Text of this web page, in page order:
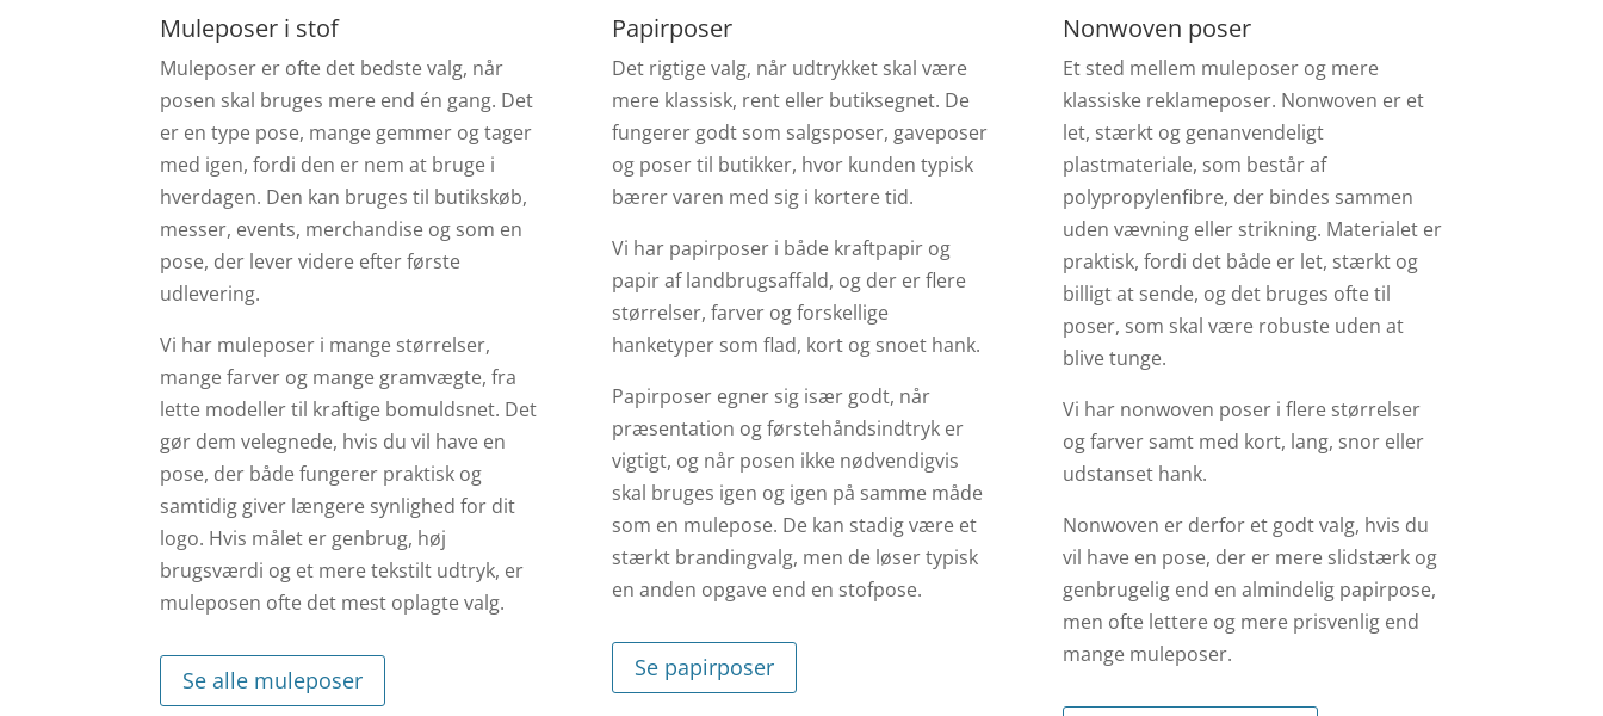
Muleposer i stof
Muleposer er ofte det bedste valg, når
posen skal bruges mere end én gang. Det
er en type pose, mange gemmer og tager
med igen, fordi den er nem at bruge i
hverdagen. Den kan bruges til butikskøb,
messer, events, merchandise og som en
pose, der lever videre efter første
udlevering.
Vi har muleposer i mange størrelser,
mange farver og mange gramvægte, fra
lette modeller til kraftige bomuldsnet. Det
gør dem velegnede, hvis du vil have en
pose, der både fungerer praktisk og
samtidig giver længere synlighed for dit
logo. Hvis målet er genbrug, høj
brugsværdi og et mere tekstilt udtryk, er
muleposen ofte det mest oplagte valg.
Se alle muleposer
Papirposer
Det rigtige valg, når udtrykket skal være
mere klassisk, rent eller butiksegnet. De
fungerer godt som salgsposer, gaveposer
og poser til butikker, hvor kunden typisk
bærer varen med sig i kortere tid.
Vi har papirposer i både kraftpapir og
papir af landbrugsaffald, og der er flere
størrelser, farver og forskellige
hanketyper som flad, kort og snoet hank.
Papirposer egner sig især godt, når
præsentation og førstehåndsindtryk er
vigtigt, og når posen ikke nødvendigvis
skal bruges igen og igen på samme måde
som en mulepose. De kan stadig være et
stærkt brandingvalg, men de løser typisk
en anden opgave end en stofpose.
Se papirposer
Nonwoven poser
Et sted mellem muleposer og mere
klassiske reklameposer. Nonwoven er et
let, stærkt og genanvendeligt
plastmateriale, som består af
polypropylenfibre, der bindes sammen
uden vævning eller strikning. Materialet er
praktisk, fordi det både er let, stærkt og
billigt at sende, og det bruges ofte til
poser, som skal være robuste uden at
blive tunge.
Vi har nonwoven poser i flere størrelser
og farver samt med kort, lang, snor eller
udstanset hank.
Nonwoven er derfor et godt valg, hvis du
vil have en pose, der er mere slidstærk og
genbrugelig end en almindelig papirpose,
men ofte lettere og mere prisvenlig end
mange muleposer.